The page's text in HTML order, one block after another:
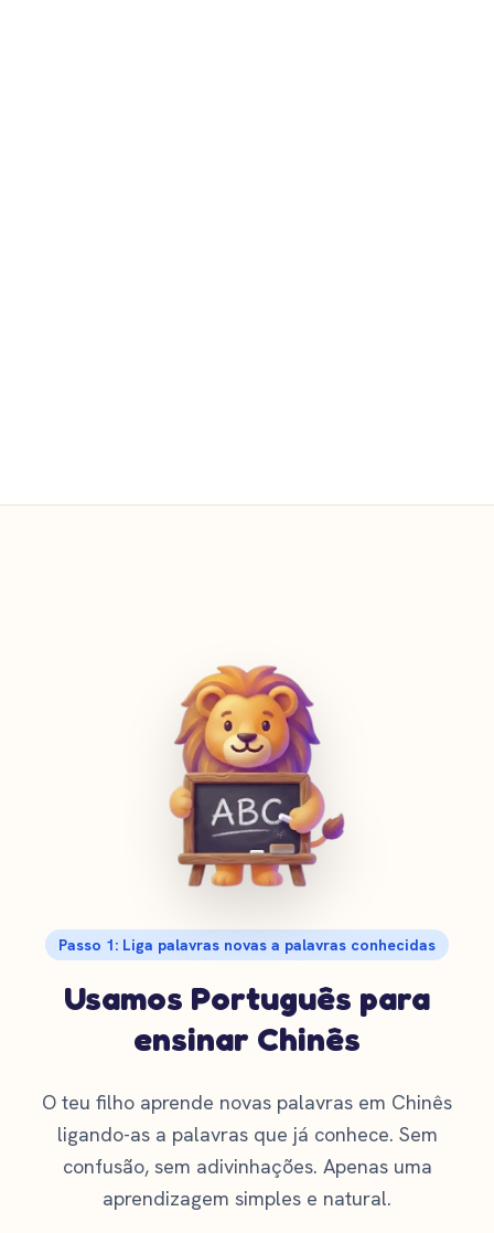
Passo 1: Liga palavras novas a palavras conhecidas
Usamos Português para
ensinar Chinês
O teu filho aprende novas palavras em Chinês
ligando-as a palavras que já conhece. Sem
confusão, sem adivinhações. Apenas uma
aprendizagem simples e natural.